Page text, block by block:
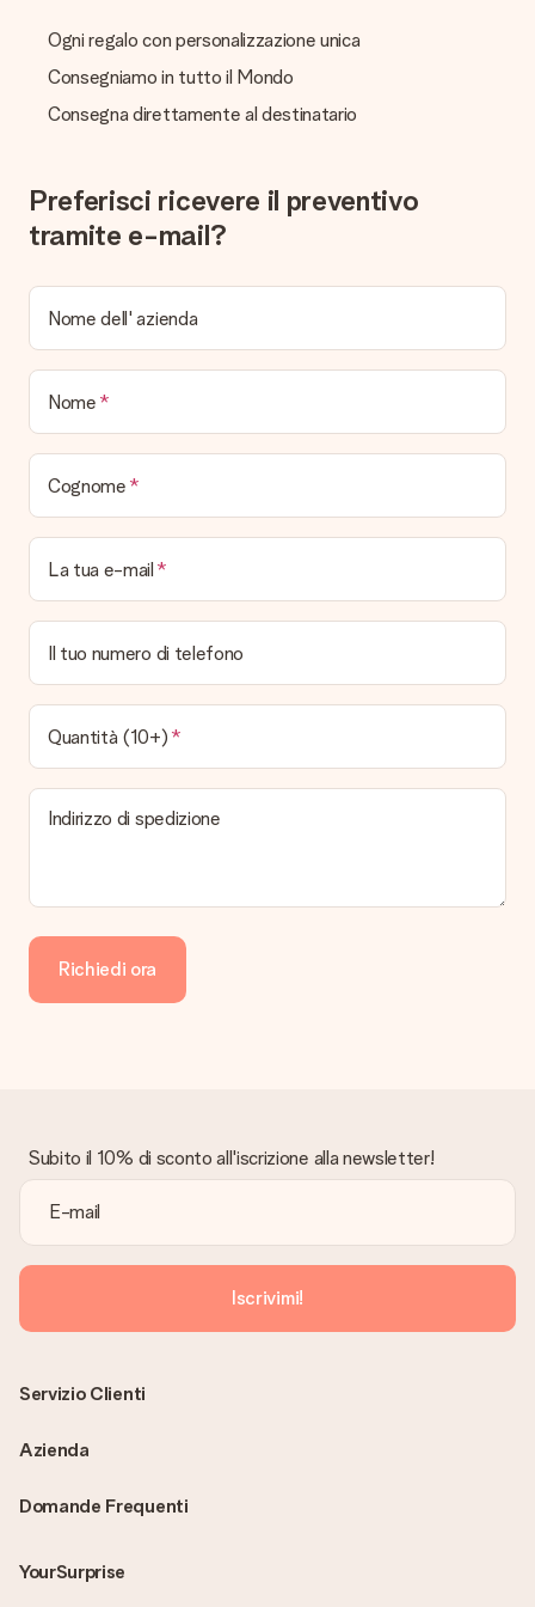
facendogli una vera e propria sorpresa!
Ogni regalo con personalizzazione unica
Consegniamo in tutto il Mondo
Consegna direttamente al destinatario
Preferisci ricevere il preventivo
tramite e-mail?
Nome dell' azienda
Nome
Cognome
La tua e-mail
Il tuo numero di telefono
Quantità (10+)
Indirizzo di spedizione
Richiedi ora
Subito il 10% di sconto all'iscrizione alla newsletter!
Iscrivimi!
Domande Frequenti
YourSurprise
Servizio Clienti
Azienda